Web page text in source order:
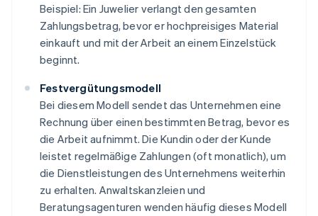
Beispiel: Ein Juwelier verlangt den gesamten
Zahlungsbetrag, bevor er hochpreisiges Material
einkauft und mit der Arbeit an einem Einzelstück
beginnt.
Festvergütungsmodell
Bei diesem Modell sendet das Unternehmen eine
Rechnung über einen bestimmten Betrag, bevor es
die Arbeit aufnimmt. Die Kundin oder der Kunde
leistet regelmäßige Zahlungen (oft monatlich), um
die Dienstleistungen des Unternehmens weiterhin
zu erhalten. Anwaltskanzleien und
Beratungsagenturen wenden häufig dieses Modell